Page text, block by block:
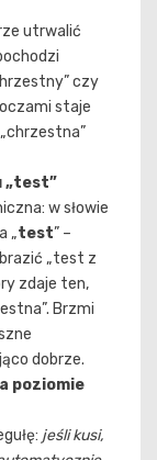
utrwalić
czy
staje
„test”
w słowie
„test” –
„test z
zdaje ten,
Brzmi
dobrze.
poziomie
jeśli kusi,